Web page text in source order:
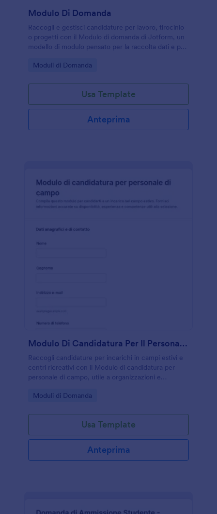
Modulo Di Domanda
Raccogli e gestisci candidature per lavoro, tirocinio
o progetti con il Modulo di domanda di Jotform, un
modello di modulo pensato per la raccolta dati e per
Go to Category:
Moduli di Domanda
Usa Template
Anteprima
Modulo Di Candidatura Per Il Personale Del Campo
Raccogli candidature per incarichi in campi estivi e
centri ricreativi con il Modulo di candidatura per
personale di campo, utile a organizzazioni e
in un unico processo.
Go to Category:
Moduli di Domanda
Usa Template
Anteprima